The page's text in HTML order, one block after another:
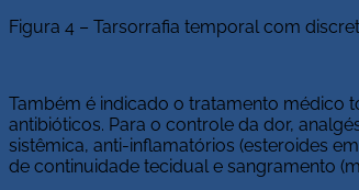
Figura 4 – Tarsorrafia temporal com
Também é indicado o tratamento médico
antibióticos. Para o controle da dor,
sistêmica, anti-inflamatórios (esteroides
de continuidade tecidual e sangramento